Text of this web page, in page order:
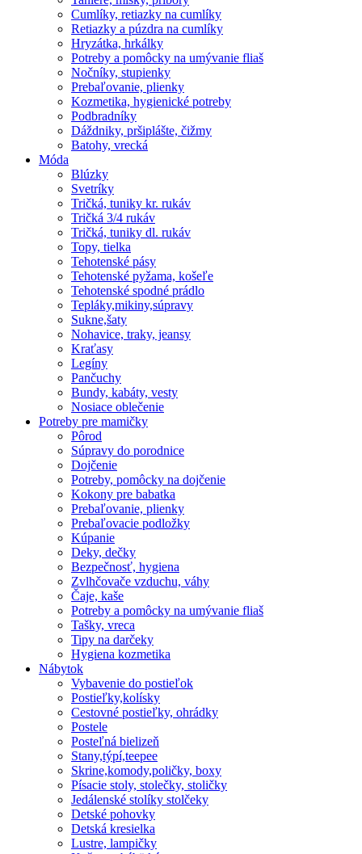
Cumlíky, retiazky na cumlíky
Retiazky a púzdra na cumlíky
Hryzátka, hrkálky
Potreby a pomôcky na umývanie fliaš
Nočníky, stupienky
Prebaľovanie, plienky
Kozmetika, hygienické potreby
Podbradníky
Dáždniky, pršiplášte, čižmy
Batohy, vrecká
Móda
Blúzky
Svetríky
Tričká, tuniky kr. rukáv
Tričká 3/4 rukáv
Tričká, tuniky dl. rukáv
Topy, tielka
Tehotenské pásy
Tehotenské pyžama, košeľe
Tehotenské spodné prádlo
Tepláky,mikiny,súpravy
Sukne,šaty
Nohavice, traky, jeansy
Kraťasy
Legíny
Pančuchy
Bundy, kabáty, vesty
Nosiace oblečenie
Potreby pre mamičky
Pôrod
Súpravy do porodnice
Dojčenie
Potreby, pomôcky na dojčenie
Kokony pre babatka
Prebaľovanie, plienky
Prebaľovacie podložky
Kúpanie
Deky, dečky
Bezpečnosť, hygiena
Zvlhčovače vzduchu, váhy
Čaje, kaše
Potreby a pomôcky na umývanie fliaš
Tašky, vreca
Tipy na darčeky
Hygiena kozmetika
Nábytok
Vybavenie do postieľok
Postieľky,kolísky
Cestovné postieľky, ohrádky
Postele
Posteľná bielizeň
Stany,týpí,teepee
Skrine,komody,poličky, boxy
Písacie stoly, stolečky, stoličky
Jedálenské stolíky stolčeky
Detské pohovky
Detská kresielka
Lustre, lampičky